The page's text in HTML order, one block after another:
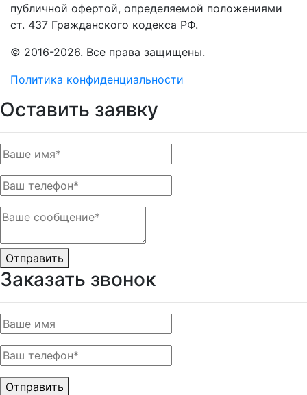
публичной офертой, определяемой положениями
ст. 437 Гражданского кодекса РФ.
© 2016-2026. Все права защищены.
Политика конфиденциальности
Оставить заявку
Отправить
Заказать звонок
Отправить